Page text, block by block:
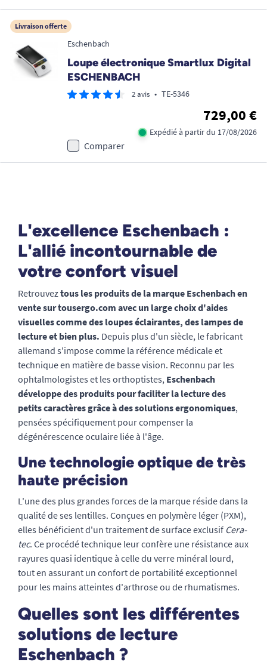
Livraison offerte
Eschenbach
Loupe électronique Smartlux Digital
ESCHENBACH
2 avis • TE-5346
729,00 €
Expédié à partir du 17/08/2026
Comparer
L'excellence Eschenbach :
L'allié incontournable de
votre confort visuel
Retrouveztous les produits de la marque Eschenbach en
vente sur tousergo.com avec un large choix d'aides
visuelles comme des loupes éclairantes, des lampes de
lecture et bien plus. Depuis plus d'un siècle, le fabricant
allemand s'impose comme la référence médicale et
technique en matière de basse vision. Reconnu par les
ophtalmologistes et les orthoptistes, Eschenbach
développe des produits pour faciliter la lecture des
petits caractères grâce à des solutions ergonomiques,
pensées spécifiquement pour compenser la
dégénérescence oculaire liée à l'âge.
Une technologie optique de très
haute précision
L'une des plus grandes forces de la marque réside dans la
qualité de ses lentilles. Conçues en polymère léger (PXM),
elles bénéficient d'un traitement de surface exclusif Cera-
tec. Ce procédé technique leur confère une résistance aux
rayures quasi identique à celle du verre minéral lourd,
tout en assurant un confort de portabilité exceptionnel
pour les mains atteintes d'arthrose ou de rhumatismes.
Quelles sont les différentes
solutions de lecture
Eschenbach ?